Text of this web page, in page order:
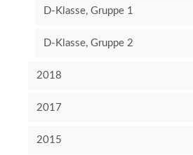
D-Klasse, Gruppe 1
D-Klasse, Gruppe 2
2018
2017
2015